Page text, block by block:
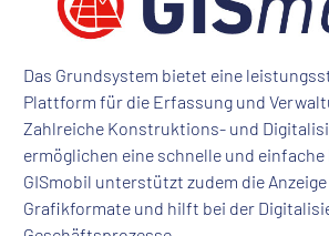
Das Grundsystem bietet eine
Plattform für die Erfassung und
Zahlreiche Konstruktions- und
ermöglichen eine schnelle und einfache
GISmobil unterstützt zudem die
Grafikformate und hilft bei der